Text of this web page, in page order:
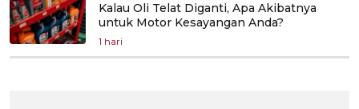
Kalau Oli Telat Diganti, Apa Akibatnya
untuk Motor Kesayangan Anda?
1 hari